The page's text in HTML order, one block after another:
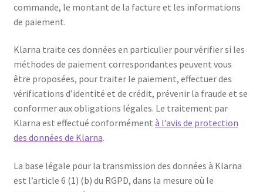
commande, le montant de la facture et les informations
de paiement.
Klarna traite ces données en particulier pour vérifier si les
méthodes de paiement correspondantes peuvent vous
être proposées, pour traiter le paiement, effectuer des
vérifications d’identité et de crédit, prévenir la fraude et se
conformer aux obligations légales. Le traitement par
Klarna est effectué conformément à l’avis de protection
des données de Klarna.
La base légale pour la transmission des données à Klarna
est l’article 6 (1) (b) du RGPD, dans la mesure où le